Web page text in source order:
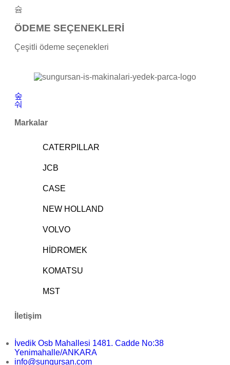
ÖDEME SEÇENEKLERİ
Çeşitli ödeme seçenekleri
Markalar
CATERPILLAR
JCB
CASE
NEW HOLLAND
VOLVO
HİDROMEK
KOMATSU
MST
İletişim
İvedik Osb Mahallesi 1481. Cadde No:38
Yenimahalle/ANKARA
info@sungursan.com